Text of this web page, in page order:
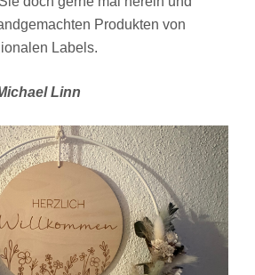
Produkten von
Labels.
Linn